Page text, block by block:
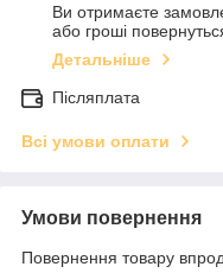
Ви отримаєте
або гроші
Детальніше
Післяплата
Всі умови оплати
Умови повернення
Повернення товару